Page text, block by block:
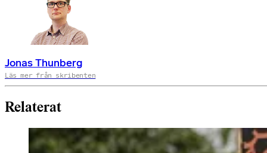
Jonas Thunberg
Läs mer från skribenten
Relaterat